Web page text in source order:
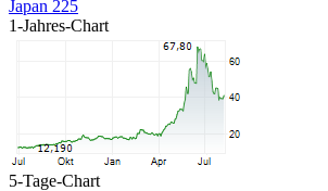
Japan 225
1-Jahres-Chart
5-Tage-Chart